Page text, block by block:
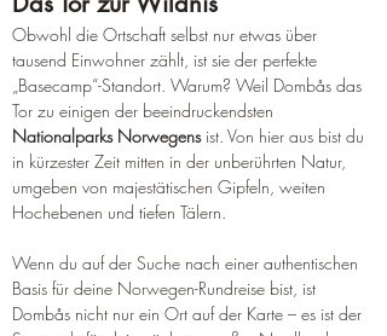
Obwohl die Ortschaft selbst nur etwas über
tausend Einwohner zählt, ist sie der perfekte
„Basecamp“-Standort. Warum? Weil Dombås das
Tor zu einigen der beeindruckendsten
Nationalparks Norwegens ist. Von hier aus bist du
in kürzester Zeit mitten in der unberührten Natur,
umgeben von majestätischen Gipfeln, weiten
Hochebenen und tiefen Tälern.
Wenn du auf der Suche nach einer authentischen
Basis für deine Norwegen-Rundreise bist, ist
Dombås nicht nur ein Ort auf der Karte – es ist der